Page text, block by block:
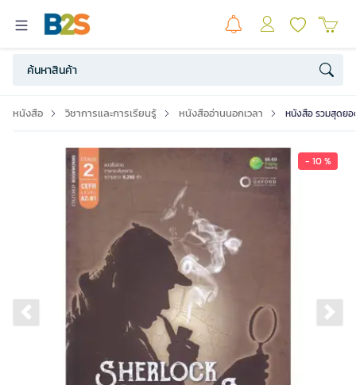
หนังสือ วิชาการและการเรียนรู้ หนังสืออ่านนอกเวลา หนังสือ รวมสุดย
- 10 %
Previous slide